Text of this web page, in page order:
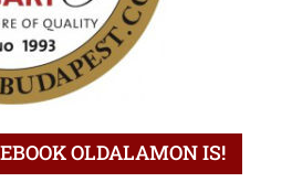
OLDALAMON IS!